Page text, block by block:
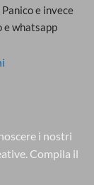
e invece
e whatsapp
i nostri
Compila il